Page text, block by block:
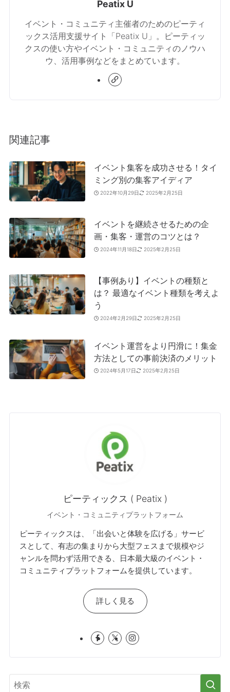
Peatix U
イベント・コミュニティ主催者のためのピーティ
ックス活用支援サイト「Peatix U」。ピーティッ
クスの使い方やイベント・コミュニティのノウハ
ウ、活用事例などをまとめています。
関連記事
イベント集客を成功させる！タイ
ミング別の集客アイディア
2022年10月29日 2025年2月25日
イベントを継続させるための企
画・集客・運営のコツとは？
2024年11月18日 2025年2月25日
【事例あり】イベントの種類と
は？ 最適なイベント種類を考えよ
う
2024年2月29日 2025年2月25日
イベント運営をより円滑に！集金
方法としての事前決済のメリット
2024年5月17日 2025年2月25日
ピーティックス ( Peatix )
イベント・コミュニティプラットフォーム
ピーティックスは、「出会いと体験を広げる」サービ
スとして、有志の集まりから大型フェスまで規模やジ
ャンルを問わず活用できる、日本最大級のイベント・
コミュニティプラットフォームを提供しています。
詳しく見る